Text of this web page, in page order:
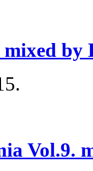
by
Vol.9.